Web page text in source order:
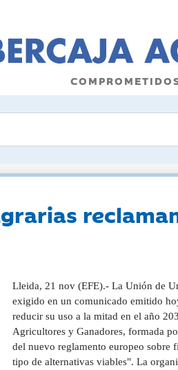
Lleida, 21 nov (EFE).- La Unión de
exigido en un comunicado emitido
reducir su uso a la mitad en el año
Agricultores y Ganadores, formada
del nuevo reglamento europeo sobre
tipo de alternativas viables". La